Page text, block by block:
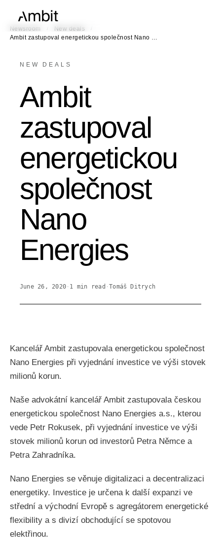
Newsroom / New deals
/
Ambit zastupoval energetickou společnost Nano …
NEW DEALS
Ambit
zastupoval
energetickou
společnost
Nano
Energies
June 26, 2020 · 1 min read ·Tomáš Ditrych
Kancelář Ambit zastupovala energetickou společnost
Nano Energies při vyjednání investice ve výši stovek
milionů korun.
Naše advokátní kancelář Ambit zastupovala českou
energetickou společnost Nano Energies a.s., kterou
vede Petr Rokusek, při vyjednání investice ve výši
stovek milionů korun od investorů Petra Němce a
Petra Zahradníka.
Nano Energies se věnuje digitalizaci a decentralizaci
energetiky. Investice je určena k další expanzi ve
střední a východní Evropě s agregátorem energetické
flexibility a s divizí obchodující se spotovou
elektřinou.